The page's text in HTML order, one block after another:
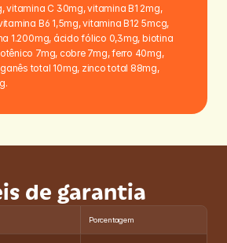
vitamina C 30mg, vitamina B1 2mg,
B6 1,5mg, vitamina B12 5mcg,
1.200mg, ácido fólico 0,3mg, biotina
7mg, cobre 7mg, ferro 40mg,
total 10mg, zinco total 88mg,
de garantia
Porcentagem